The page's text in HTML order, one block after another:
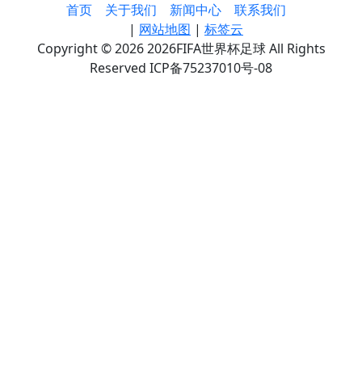
首页 关于我们 新闻中心
联系我们
| 网站地图 | 标签云
Copyright © 2026 2026FIFA世界杯足球 All Rights
Reserved ICP备75237010号-08